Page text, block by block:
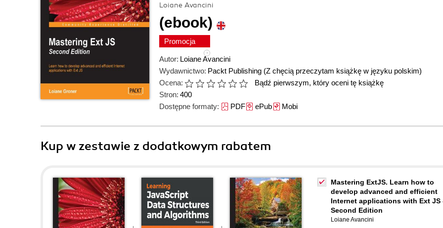
Loiane Avancini
(ebook)
Promocja
Autor: Loiane Avancini
Wydawnictwo: Packt Publishing (Z chęcią przeczytam książkę w języku polskim)
Ocena:
Bądź pierwszym, który oceni tę książkę
Stron: 400
Dostępne formaty: PDFePubMobi
Kup w zestawie z dodatkowym rabatem
Mastering ExtJS. Learn how to
develop advanced and efficient
Internet applications with Ext JS
Second Edition
Loiane Avancini